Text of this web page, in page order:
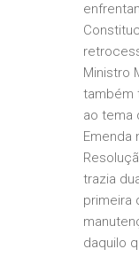
Ministro
também
ao tema
Emenda
trazia
primeira
daquilo